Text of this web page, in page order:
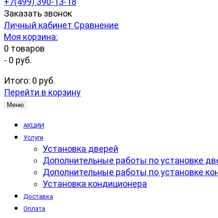
Заказать звонок
Личный кабинет Сравнение
Моя корзина:
0 товаров
- 0 руб.
Итого: 0 руб.
Перейти в корзину
Меню
АКЦИИ
Услуги
Установка дверей
Дополнительные работы по установке
Дополнительные работы по установке
Установка кондиционера
Доставка
Оплата